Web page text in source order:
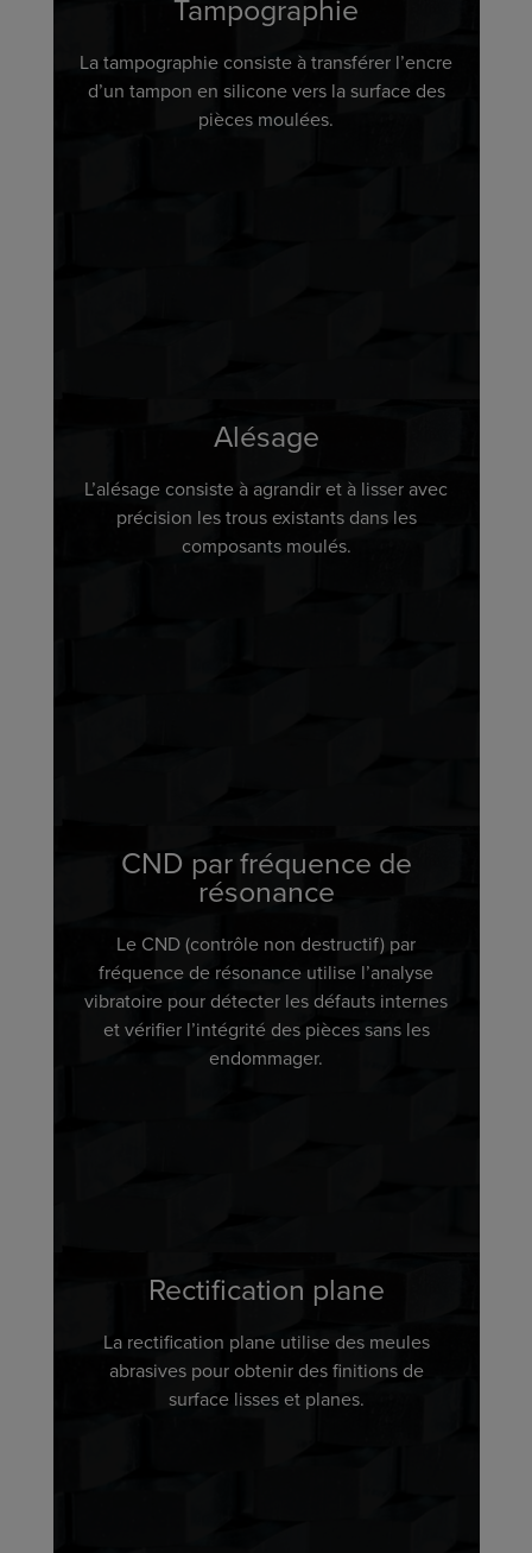
Tampographie
La tampographie consiste à transférer l’encre
d’un tampon en silicone vers la surface des
pièces moulées.
Alésage
L’alésage consiste à agrandir et à lisser avec
précision les trous existants dans les
composants moulés.
CND par fréquence de
résonance
Le CND (contrôle non destructif) par
fréquence de résonance utilise l’analyse
vibratoire pour détecter les défauts internes
et vérifier l’intégrité des pièces sans les
endommager.
Rectification plane
La rectification plane utilise des meules
abrasives pour obtenir des finitions de
surface lisses et planes.